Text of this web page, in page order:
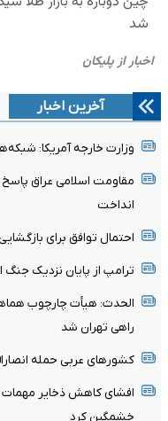
آخرین اخبار
وزارت خارجه آمریکا:
مقاومت اسلامی عراق پاسخ
انداخت
احتمال توافق برای بازگشایی ۳۰ تا ۶۰ روزه تنگه هرمز وجود
ترامپ از پایان نزدیک جنگ
الحدث: هیأت چارچوب
راهی تهران شد
کشورهای عربی حمله
افشای کاهش ذخایر مهمات
خشمگین کرد